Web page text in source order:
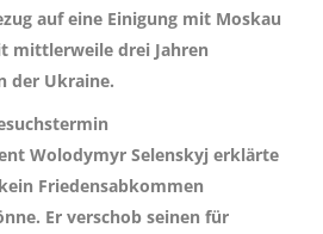
auf eine Einigung mit Moskau
mittlerweile drei Jahren
der Ukraine.
Wolodymyr Selenskyj erklärte
Friedensabkommen
Er verschob seinen für